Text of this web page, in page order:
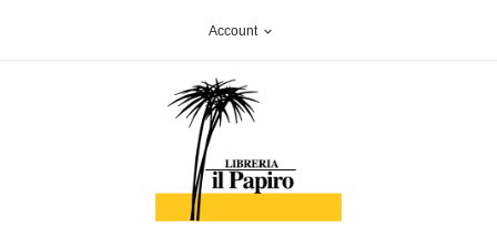
Account expand_more